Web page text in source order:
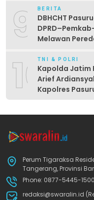
9 BERITA
DBHCHT
Melawan
10TNI & POLRI
Kapolda Jatim
Arief
Kapolres
Perum Tigaraksa
Tangerang, Provinsi
Phone: 0877-5445-
redaksi@swaralin.id